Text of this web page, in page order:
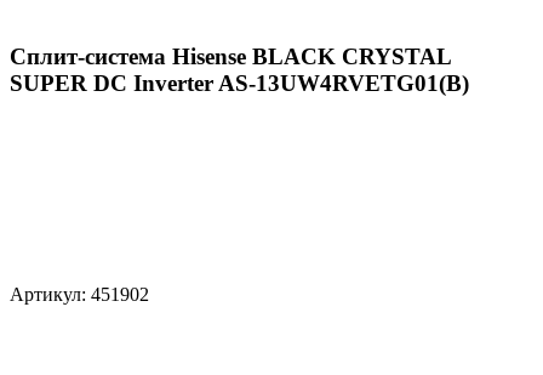
Сплит-система Hisense BLACK CRYSTAL
SUPER DC Inverter AS-13UW4RVETG01(B)
Артикул: 451902